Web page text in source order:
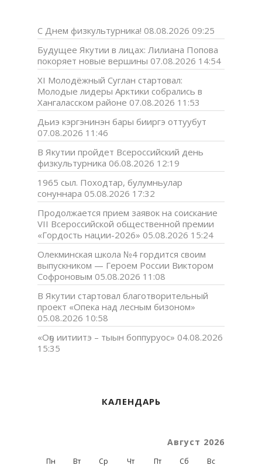
С Днем физкультурника! 08.08.2026 09:25
Будущее Якутии в лицах: Лилиана Попова
покоряет новые вершины 07.08.2026 14:54
XI Молодёжный Суглан стартовал:
Молодые лидеры Арктики собрались в
Хангаласском районе 07.08.2026 11:53
Дьиэ кэргэнинэн бары бииргэ оттуубут
07.08.2026 11:46
В Якутии пройдет Всероссийский день
физкультурника 06.08.2026 12:19
1965 сыл. Походтар, булумньулар
сонуннара 05.08.2026 17:32
Продолжается прием заявок на соискание
VII Всероссийской общественной премии
«Гордость нации-2026» 05.08.2026 15:24
Олекминская школа №4 гордится своим
выпускником — Героем России Виктором
Софроновым 05.08.2026 11:08
В Якутии стартовал благотворительный
проект «Опека над лесным бизоном»
05.08.2026 10:58
«Оҕо иитиитэ – тыын боппуруос» 04.08.2026
15:35
КАЛЕНДАРЬ
Август 2026
Пн Вт Ср Чт Пт Сб Вс